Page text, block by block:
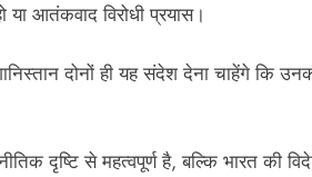
या आतंकवाद विरोधी प्रयास।
दोनों ही यह संदेश देना चाहेंगे कि
दृष्टि से महत्वपूर्ण है, बल्कि भारत की